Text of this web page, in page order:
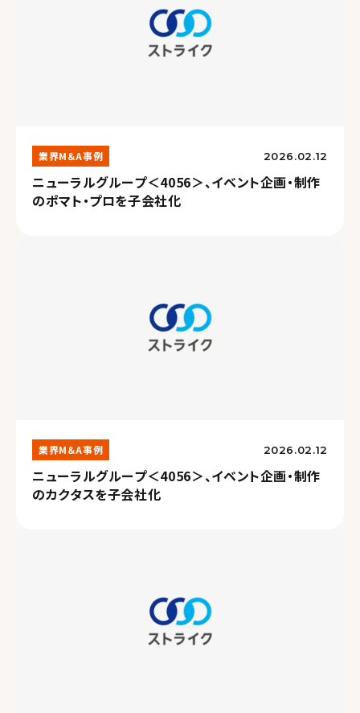
業界M＆A事例 2026.02.12
ニューラルグループ＜4056＞、イベント企画・制作
のポマト・プロを子会社化
業界M＆A事例 2026.02.12
ニューラルグループ＜4056＞、イベント企画・制作
のカクタスを子会社化